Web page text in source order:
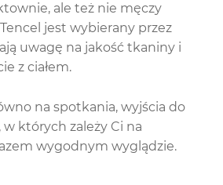
ale też nie męczy
jest wybierany przez
uwagę na jakość tkaniny i
z ciałem.
na spotkania, wyjścia do
w których zależy Ci na
wygodnym wyglądzie.